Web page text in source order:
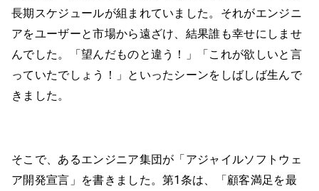
長期スケジュールが組まれていました。それがエンジニ
アをユーザーと市場から遠ざけ、結果誰も幸せにしませ
んでした。「望んだものと違う！」「これが欲しいと言
っていたでしょう！」といったシーンをしばしば生んで
きました。
そこで、あるエンジニア集団が「アジャイルソフトウェ
ア開発宣言」を書きました。第1条は、「顧客満足を最